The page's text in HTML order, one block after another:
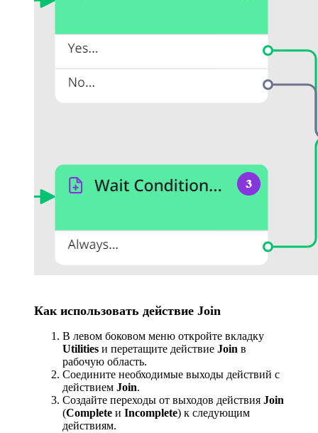
Как использовать действие Join
В левом боковом меню откройте вкладку
Utilities и перетащите действие Join в
рабочую область.
Соедините необходимые выходы действий с
действием Join.
Создайте переходы от выходов действия Join
(Complete и Incomplete) к следующим
действиям.